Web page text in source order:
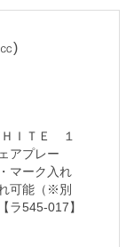
)
ＨＩＴＥ １
アプレー
マーク入れ
可能（※別
545-017】